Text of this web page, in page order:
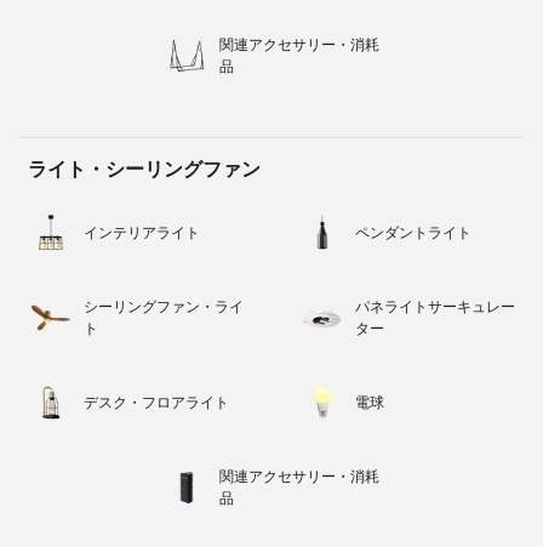
関連アクセサリー・消耗
品
ライト・シーリングファン
インテリアライト ペンダントライト
シーリングファン・ライ
ト
パネライトサーキュレー
ター
デスク・フロアライト 電球
関連アクセサリー・消耗
品